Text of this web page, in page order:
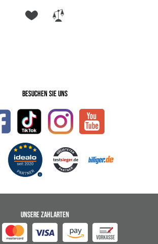
Besuchen Sie uns
UNSERE ZAHLARTEN